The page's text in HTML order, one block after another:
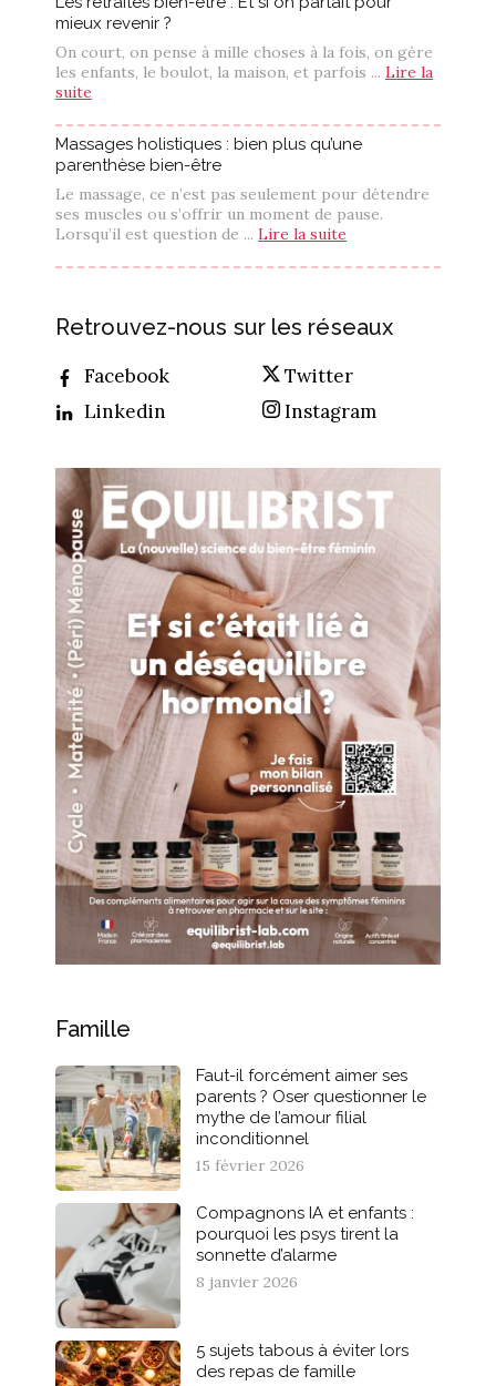
mieux revenir ?
On court, on pense à mille choses à la fois, on gère
les enfants, le boulot, la maison, et parfois ... Lire la
suite
Massages holistiques : bien plus qu’une
parenthèse bien-être
Le massage, ce n’est pas seulement pour détendre
ses muscles ou s’offrir un moment de pause.
Lorsqu’il est question de ... Lire la suite
Retrouvez-nous sur les réseaux
Facebook
Twitter
Linkedin
Instagram
Famille
Faut-il forcément aimer ses
parents ? Oser questionner le
mythe de l’amour filial
inconditionnel
15 février 2026
Compagnons IA et enfants :
pourquoi les psys tirent la
sonnette d’alarme
8 janvier 2026
5 sujets tabous à éviter lors
des repas de famille